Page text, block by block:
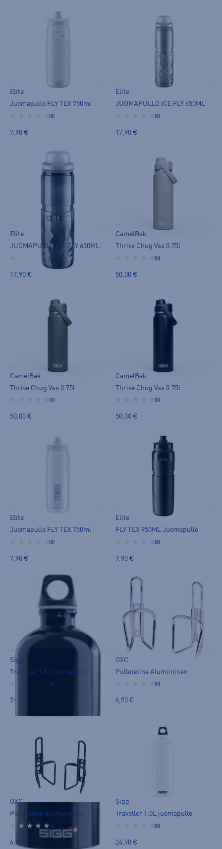
Elite
Juomapullo FLY TEX 750ml
(0)
7,90 €
Elite
JUOMAPULLO ICE FLY 650ML
(0)
17,90 €
Elite
JUOMAPULLO ICE FLY 650ML
(0)
17,90 €
CamelBak
Thrive Chug Vss 0.75l
(0)
50,00 €
CamelBak
Thrive Chug Vss 0.75l
(0)
50,00 €
CamelBak
Thrive Chug Vss 0.75l
(0)
50,00 €
Elite
Juomapullo FLY TEX 750ml
(0)
7,90 €
Elite
FLY TEX 950ML Juomapullo
(0)
7,90 €
Sigg
Traveller 1.0L juomapullo
(0)
24,90 €
OXC
Pulloteline Alumiininen
(0)
6,90 €
OXC
Pulloteline Alumiininen
(0)
6,90 €
Sigg
Traveller 1.0L juomapullo
(0)
24,90 €